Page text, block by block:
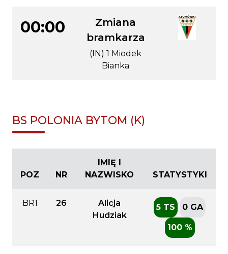
00:00
Zmiana
bramkarza
(IN) 1 Miodek
Bianka
BS POLONIA BYTOM (K)
POZ NR
IMIĘ I
NAZWISKO
STATYSTYKI
BR1 26
Alicja
Hudziak
5 TS 0 GA
100 %